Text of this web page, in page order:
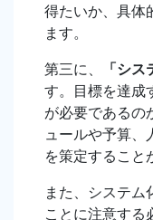
得たいか、具体
ます。
第三に、 「シ
す。目標を達成
が必要であるの
ュールや予算、
を策定すること
また、システム
ことに注意する